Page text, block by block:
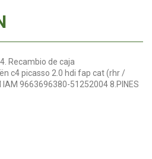
Recambio de caja
c4 picasso 2.0 hdi fap cat (rhr /
9663696380-51252004 8.PINES